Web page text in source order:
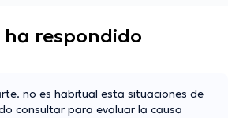
ha respondido
no es habitual esta situaciones de
consultar para evaluar la causa